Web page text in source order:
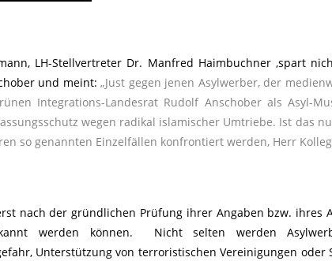
LH-Stellvertreter Dr. Manfred Haimbuchner ,spart
und meint:„Just gegen jenen Asylwerber, der
Integrations-Landesrat Rudolf Anschober als Asyl-
wegen radikal islamischer Umtriebe. Ist das
so genannten Einzelfällen konfrontiert werden, Herr
nach der gründlichen Prüfung ihrer Angaben bzw. ihres
werden können. Nicht selten werden
Unterstützung von terroristischen Vereinigungen oder